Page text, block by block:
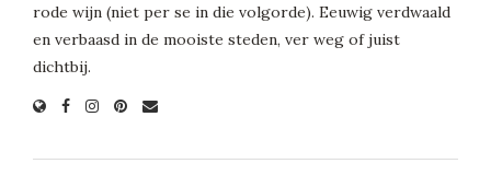
rode wijn (niet per se in die volgorde). Eeuwig verdwaald
en verbaasd in de mooiste steden, ver weg of juist
dichtbij.